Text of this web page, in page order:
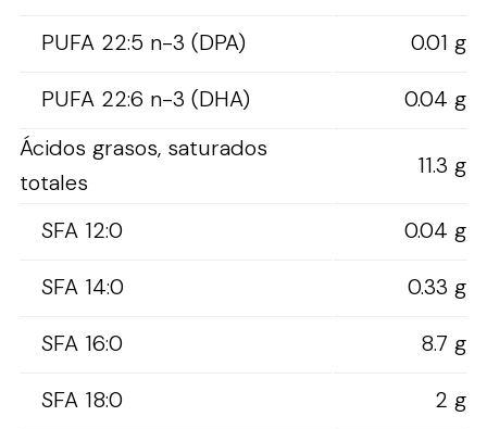
PUFA 22:5 n-3 (DPA)
0.01 g
PUFA 22:6 n-3 (DHA)
0.04 g
Ácidos grasos, saturados
totales
11.3 g
SFA 12:0
0.04 g
SFA 14:0
0.33 g
SFA 16:0
8.7 g
SFA 18:0
2 g